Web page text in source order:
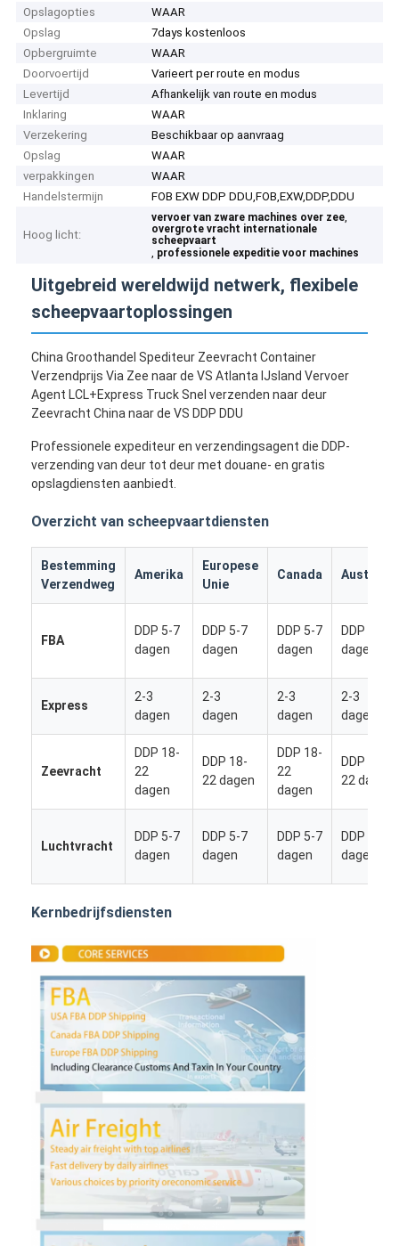
Thuis
Producten
Over ons
Fabrieksreis
Kwaliteitscontrole
Contacteer ons
Opslagopties
WAAR
Opslag
7days kostenloos
Opbergruimte
WAAR
Doorvoertijd
Varieert per route en modus
Levertijd
Afhankelijk van route en modus
Inklaring
WAAR
Verzekering
Beschikbaar op aanvraag
Opslag
WAAR
verpakkingen
WAAR
Handelstermijn
FOB EXW DDP DDU,FOB,EXW,DDP,DDU
Hoog licht:
vervoer van zware machines over zee,
overgrote vracht internationale
scheepvaart
, professionele expeditie voor machines
Uitgebreid wereldwijd netwerk, flexibele
scheepvaartoplossingen
China Groothandel Spediteur Zeevracht Container
Verzendprijs Via Zee naar de VS Atlanta IJsland Vervoer
Agent LCL+Express Truck Snel verzenden naar deur
Zeevracht China naar de VS DDP DDU
Professionele expediteur en verzendingsagent die DDP-
verzending van deur tot deur met douane- en gratis
opslagdiensten aanbiedt.
Overzicht van scheepvaartdiensten
Bestemming
Verzendweg
Amerika
Europese
Unie
Canada Australië
FBA
DDP 5-7
dagen
DDP 5-7
dagen
DDP 5-7
dagen
DDP 5-7
dagen
Express
2-3
dagen
2-3
dagen
2-3
dagen
2-3
dagen
Zeevracht
DDP 18-
22
dagen
DDP 18-
22 dagen
DDP 18-
22
dagen
DDP 18-
22 dagen
Luchtvracht
DDP 5-7
dagen
DDP 5-7
dagen
DDP 5-7
dagen
DDP 5-7
dagen
Kernbedrijfsdiensten